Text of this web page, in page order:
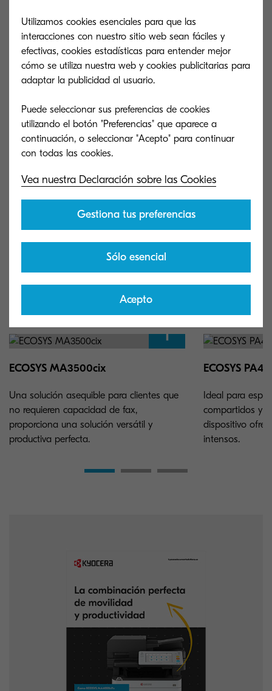
Kyocera continúa
La gama ECOSYS MA4000cifx Color
diseñadas para hacer frente a los
desafíos empresariales actuales.
ECOSYS MA4000cifx
Cumple los plazos fácilmente gracias a la
gran fiabilidad y productividad de esta
ECOSYS
Trabaja desde
dispositivo
ECOSYS MA3500cix
Una solución asequible para clientes que
no requieren capacidad de fax,
proporciona una solución versátil y
productiva perfecta.
ECOSYS
Ideal para
compartidos y
dispositivo
intensos.
Utilizamos cookies esenciales para que las
interacciones con nuestro sitio web sean fáciles y
efectivas, cookies estadísticas para entender mejor
cómo se utiliza nuestra web y cookies publicitarias para
adaptar la publicidad al usuario.
Puede seleccionar sus preferencias de cookies
utilizando el botón "Preferencias" que aparece a
continuación, o seleccionar "Acepto" para continuar
Vea nuestra Declaración sobre las Cookies
Gestiona tus preferencias
Sólo esencial
Acepto